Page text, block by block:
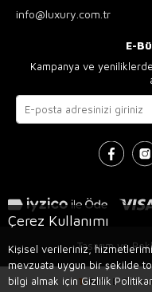
Çerez Kullanımı
Kişisel verileriniz,
mevzuata uygun bir şekilde
bilgi almak için Gizlilik
info@luxury.com.tr
E-
Kampanya ve
Tasarım ve
T-Soft E-